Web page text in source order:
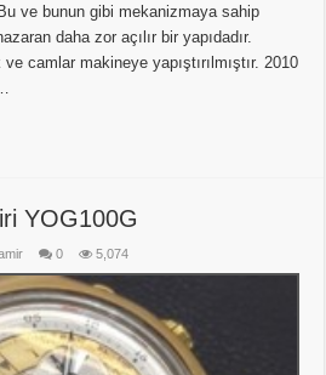
ve bunun gibi mekanizmaya sahip
daha zor açılır bir yapıdadır.
camlar makineye yapıştırılmıştır. 2010
YOG100G
0 5,074